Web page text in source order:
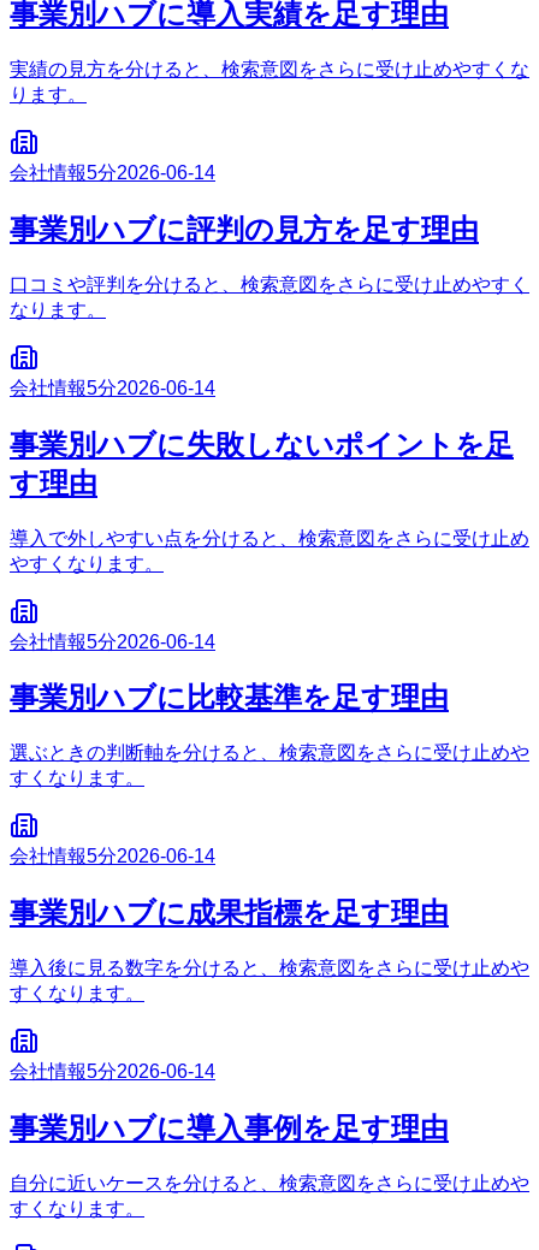
事業別ハブに導入実績を足す理由
実績の見方を分けると、検索意図をさらに受け止めやすくな
ります。
会社情報5分2026-06-14
事業別ハブに評判の見方を足す理由
口コミや評判を分けると、検索意図をさらに受け止めやすく
なります。
会社情報5分2026-06-14
事業別ハブに失敗しないポイントを足
す理由
導入で外しやすい点を分けると、検索意図をさらに受け止め
やすくなります。
会社情報5分2026-06-14
事業別ハブに比較基準を足す理由
選ぶときの判断軸を分けると、検索意図をさらに受け止めや
すくなります。
会社情報5分2026-06-14
事業別ハブに成果指標を足す理由
導入後に見る数字を分けると、検索意図をさらに受け止めや
すくなります。
会社情報5分2026-06-14
事業別ハブに導入事例を足す理由
自分に近いケースを分けると、検索意図をさらに受け止めや
すくなります。